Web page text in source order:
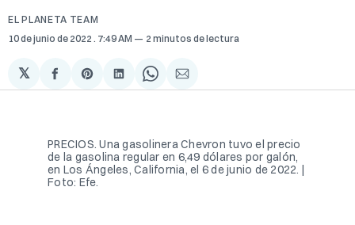
EL PLANETA TEAM
10 de junio de 2022 . 7:49 AM 2 minutos de lectura
𝕏
Compartir
en
Share
on
Compartir
en
Share
on
Compartir
via
PRECIOS. Una gasolinera Chevron tuvo el precio
de la gasolina regular en 6,49 dólares por galón,
en Los Ángeles, California, el 6 de junio de 2022. |
Foto: Efe.